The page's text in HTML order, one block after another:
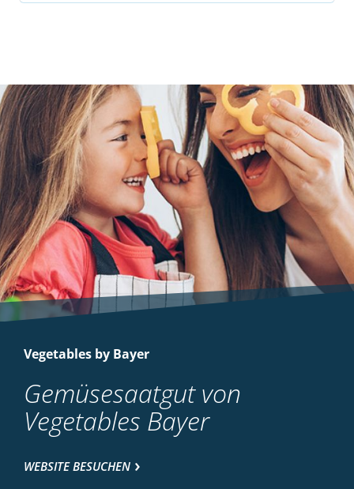
Vegetables by Bayer
Gemüsesaatgut von
Vegetables Bayer
WEBSITE BESUCHEN